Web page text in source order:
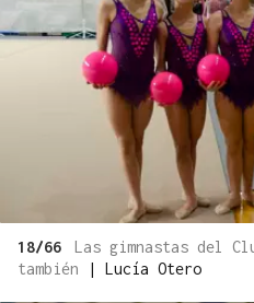
18/66
Las gimnastas del
también
| Lucía Otero